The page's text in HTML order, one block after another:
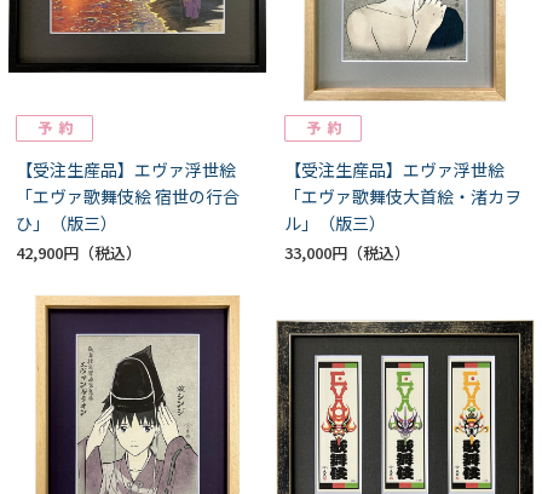
【受注生産品】エヴァ浮世絵
「エヴァ歌舞伎絵 宿世の行合
ひ」（版三）
42,900円
【受注生産品】エヴァ浮世絵
「エヴァ歌舞伎大首絵・渚カヲ
ル」（版三）
33,000円